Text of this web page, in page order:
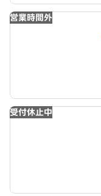
営業時間外
受付休止中